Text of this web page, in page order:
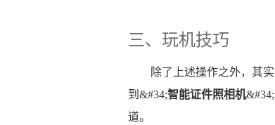
三、玩机技巧
除了上述操作之外，其
到&#34;智能证件照相机
道。